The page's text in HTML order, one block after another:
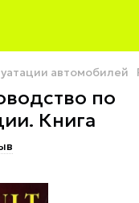
автомобилей
по
Книга